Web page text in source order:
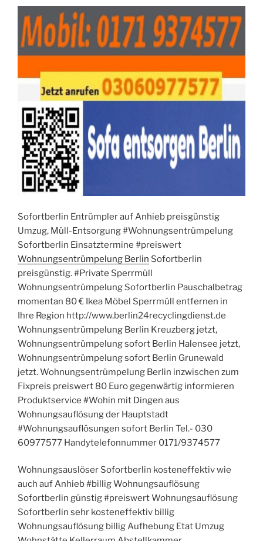
Sofortberlin Entrümpler auf Anhieb preisgünstig
Umzug, Müll-Entsorgung #Wohnungsentrümpelung
Sofortberlin Einsatztermine #preiswert
Wohnungsentrümpelung Berlin Sofortberlin
preisgünstig. #Private Sperrmüll
Wohnungsentrümpelung Sofortberlin Pauschalbetrag
momentan 80 € Ikea Möbel Sperrmüll entfernen in
Ihre Region http://www.berlin24recyclingdienst.de
Wohnungsentrümpelung Berlin Kreuzberg jetzt,
Wohnungsentrümpelung sofort Berlin Halensee jetzt,
Wohnungsentrümpelung sofort Berlin Grunewald
jetzt. Wohnungsentrümpelung Berlin inzwischen zum
Fixpreis preiswert 80 Euro gegenwärtig informieren
Produktservice #Wohin mit Dingen aus
Wohnungsauflösung der Hauptstadt
#Wohnungsauflösungen sofort Berlin Tel.- 030
60977577 Handytelefonnummer 0171/9374577
Wohnungsauslöser Sofortberlin kosteneffektiv wie
auch auf Anhieb #billig Wohnungsauflösung
Sofortberlin günstig #preiswert Wohnungsauflösung
Sofortberlin sehr kosteneffektiv billig
Wohnungsauflösung billig Aufhebung Etat Umzug